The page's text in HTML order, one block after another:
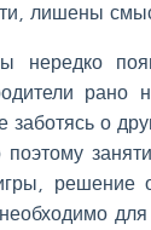
лишены
нередко
рано
заботясь о
решение